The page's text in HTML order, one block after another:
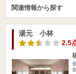
関連情報から探す
湯元 小林
2.5